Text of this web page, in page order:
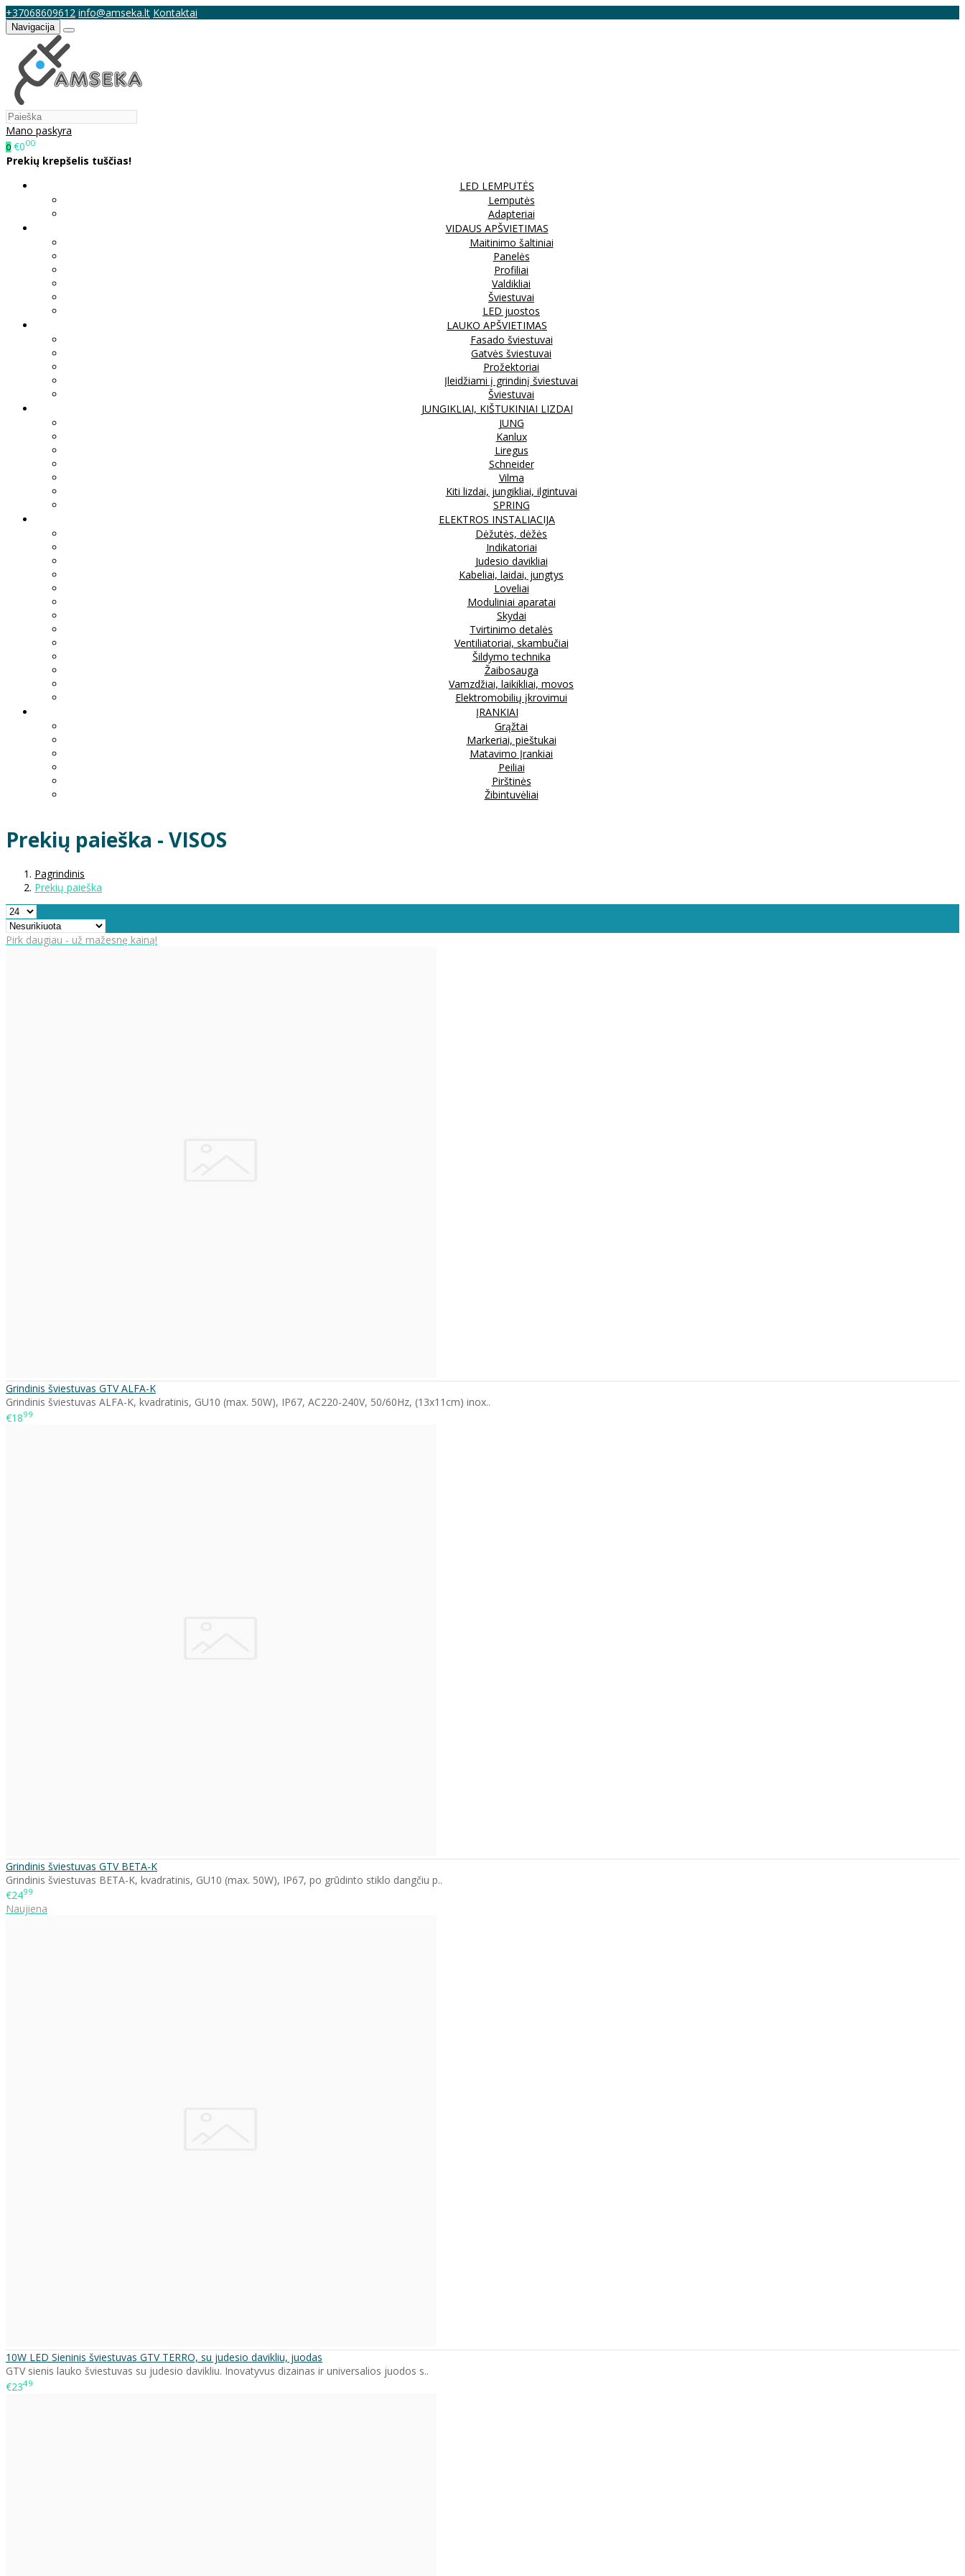
+37068609612 info@amseka.lt Kontaktai
Navigacija
Mano paskyra
0 €000
Prekių krepšelis tuščias!
LED LEMPUTĖS
Lemputės
Adapteriai
VIDAUS APŠVIETIMAS
Maitinimo šaltiniai
Panelės
Profiliai
Valdikliai
Šviestuvai
LED juostos
LAUKO APŠVIETIMAS
Fasado šviestuvai
Gatvės šviestuvai
Prožektoriai
Įleidžiami į grindinį šviestuvai
Šviestuvai
JUNGIKLIAI, KIŠTUKINIAI LIZDAI
JUNG
Kanlux
Liregus
Schneider
Vilma
Kiti lizdai, jungikliai, ilgintuvai
SPRING
ELEKTROS INSTALIACIJA
Dėžutės, dėžės
Indikatoriai
Judesio davikliai
Kabeliai, laidai, jungtys
Loveliai
Moduliniai aparatai
Skydai
Tvirtinimo detalės
Ventiliatoriai, skambučiai
Šildymo technika
Žaibosauga
Vamzdžiai, laikikliai, movos
Elektromobilių įkrovimui
ĮRANKIAI
Grąžtai
Markeriai, pieštukai
Matavimo Įrankiai
Peiliai
Pirštinės
Žibintuvėliai
Prekių paieška - VISOS
Pagrindinis
Prekių paieška
Pirk daugiau - už mažesnę kainą!
Grindinis šviestuvas GTV ALFA-K
Grindinis šviestuvas ALFA-K, kvadratinis, GU10 (max. 50W), IP67, AC220-240V, 50/60Hz, (13x11cm) inox..
€1899
Grindinis šviestuvas GTV BETA-K
Grindinis šviestuvas BETA-K, kvadratinis, GU10 (max. 50W), IP67, po grūdinto stiklo dangčiu p..
€2499
Naujiena
10W LED Sieninis šviestuvas GTV TERRO, su judesio davikliu, juodas
GTV sienis lauko šviestuvas su judesio davikliu. Inovatyvus dizainas ir universalios juodos s..
€2349